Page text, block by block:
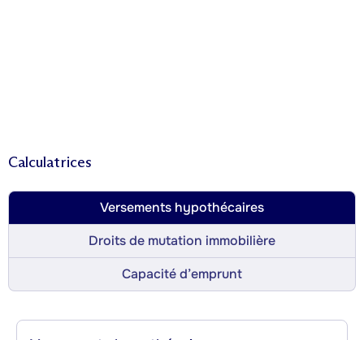
Calculatrices
Versements hypothécaires
Droits de mutation immobilière
Capacité d’emprunt